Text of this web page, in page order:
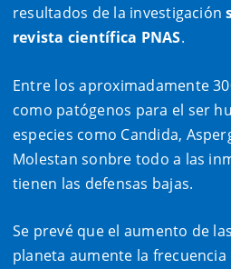
resultados de la investigación
revista científica PNAS.
Entre los aproximadamente
como patógenos para el ser
especies como Candida,
Molestan sonbre todo a las
tienen las defensas bajas.
Se prevé que el aumento de
planeta aumente la